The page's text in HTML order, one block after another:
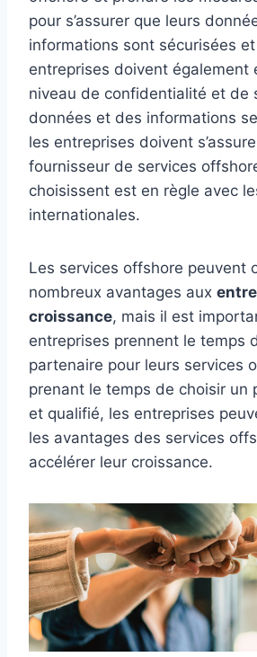
pour s’assurer que leurs
informations sont sécurisées
entreprises doivent également
niveau de confidentialité et de
données et des informations
les entreprises doivent
fournisseur de services
choisissent est en règle avec
internationales.
Les services offshore peuvent
nombreux avantages aux
croissance, mais il est
entreprises prennent le temps
partenaire pour leurs services
prenant le temps de choisir un
et qualifié, les entreprises
les avantages des services
accélérer leur croissance.